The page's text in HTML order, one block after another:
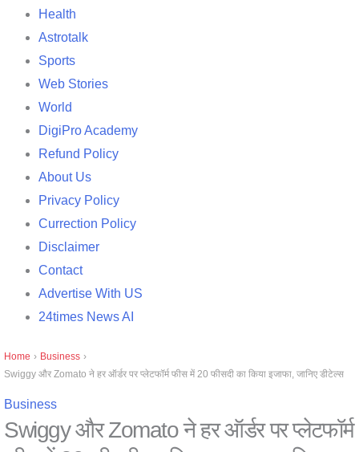
Health
Astrotalk
Sports
Web Stories
World
DigiPro Academy
Refund Policy
About Us
Privacy Policy
Currection Policy
Disclaimer
Contact
Advertise With US
24times News AI
Home › Business ›
Swiggy और Zomato ने हर ऑर्डर पर प्लेटफॉर्म फीस में 20 फीसदी का किया इजाफा, जानिए डीटेल्स
Business
Swiggy और Zomato ने हर ऑर्डर पर प्लेटफॉर्म